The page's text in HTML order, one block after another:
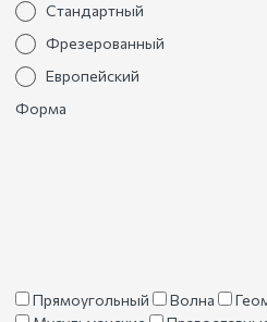
Стандартный
Фрезерованный
Европейский
Форма
Прямоугольный Волна